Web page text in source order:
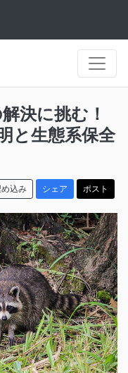
決に挑む！
と生態系保全
込み シェア ポスト